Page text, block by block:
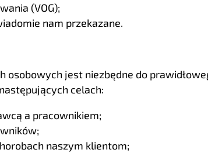
(VOG);
nam przekazane.
osobowych jest niezbędne do
celach:
a pracownikiem;
naszym klientom;